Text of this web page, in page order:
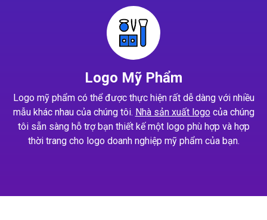
Logo Mỹ Phẩm
Logo mỹ phẩm có thể được thực hiện rất dễ dàng với nhiều
mẫu khác nhau của chúng tôi. Nhà sản xuất logocủa chúng
tôi sẵn sàng hỗ trợ bạn thiết kế một logo phù hợp và hợp
thời trang cho logo doanh nghiệp mỹ phẩm của bạn.